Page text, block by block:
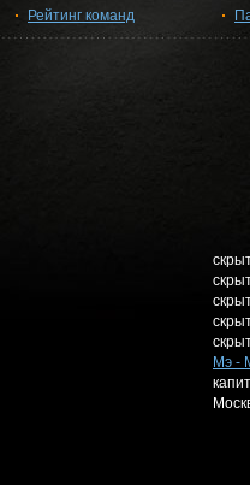
Рейтинг команд
Мэ -